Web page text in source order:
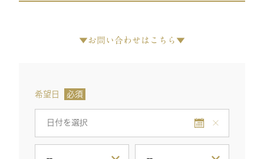
▼お問い合わせはこちら▼
希望日 必須